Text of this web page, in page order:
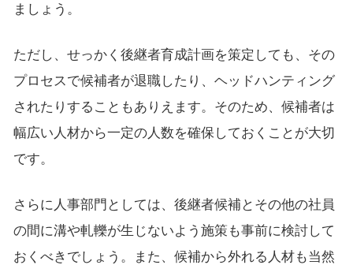
ましょう。
ただし、せっかく後継者育成計画を策定しても、その
プロセスで候補者が退職したり、ヘッドハンティング
されたりすることもありえます。そのため、候補者は
幅広い人材から一定の人数を確保しておくことが大切
です。
さらに人事部門としては、後継者候補とその他の社員
の間に溝や軋轢が生じないよう施策も事前に検討して
おくべきでしょう。また、候補から外れる人材も当然